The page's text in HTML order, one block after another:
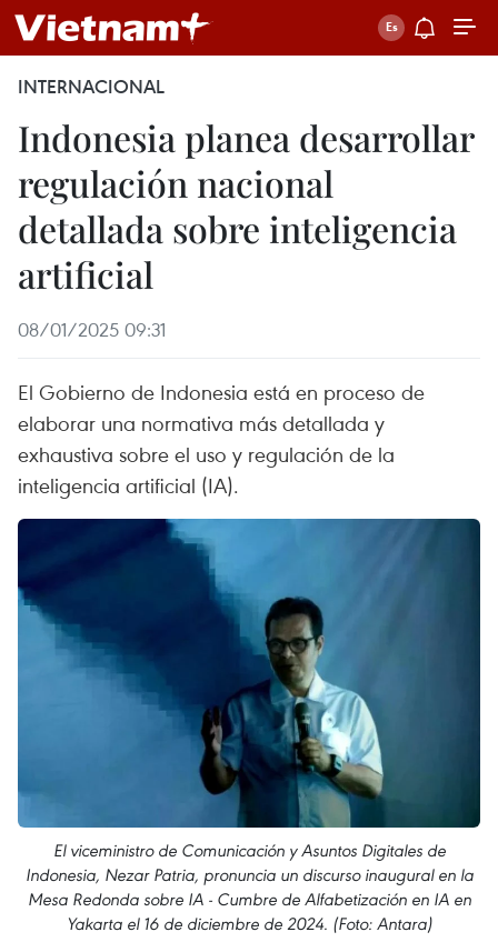
INTERNACIONAL
Indonesia planea desarrollar
regulación nacional
detallada sobre inteligencia
artificial
08/01/2025 09:31
El Gobierno de Indonesia está en proceso de
elaborar una normativa más detallada y
exhaustiva sobre el uso y regulación de la
inteligencia artificial (IA).
El viceministro de Comunicación y Asuntos Digitales de
Indonesia, Nezar Patria, pronuncia un discurso inaugural en la
Mesa Redonda sobre IA - Cumbre de Alfabetización en IA en
Yakarta el 16 de diciembre de 2024. (Foto: Antara)